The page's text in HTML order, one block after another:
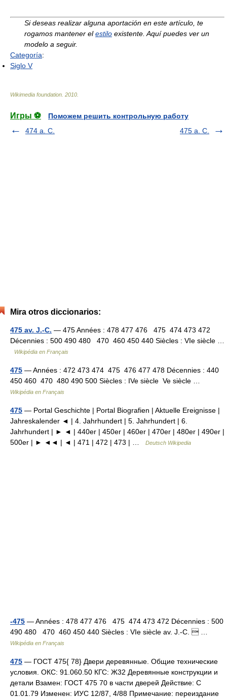
Si deseas realizar alguna aportación en este artículo, te
rogamos mantener elestilo existente. Aquí puedes ver un
modelo a seguir.
Categoría:
Siglo V
Wikimedia foundation 2010
Игры ⚽
Поможем решить контрольную работу
474 a. C.
475 a. C.
Mira otros diccionarios:
475 av. J.-C. — 475 Années : 478 477 476 475 474 473 472
Décennies : 500 490 480 470 460 450 440 Siècles : VIe siècle …
Wikipédia en Français
475 — Années : 472 473 474 475 476 477 478 Décennies : 440
450 460 470 480 490 500 Siècles : IVe siècle Ve siècle …
Wikipédia en Français
475 — Portal Geschichte | Portal Biografien | Aktuelle Ereignisse |
Jahreskalender ◄ | 4. Jahrhundert | 5. Jahrhundert | 6.
Jahrhundert | ► ◄ | 440er | 450er | 460er | 470er | 480er | 490er |
500er | ► ◄◄ | ◄ | 471 | 472 | 473 | …
Deutsch Wikipedia
-475 — Années : 478 477 476 475 474 473 472 Décennies : 500
490 480 470 460 450 440 Siècles : VIe siècle av. J.‑C.  …
Wikipédia en Français
475 — ГОСТ 475{ 78} Двери деревянные. Общие технические
условия. ОКС: 91.060.50 КГС: Ж32 Деревянные конструкции и
детали Взамен: ГОСТ 475 70 в части дверей Действие: C
01.01.79 Изменен: ИУС 12/87, 4/88 Примечание: переиздание